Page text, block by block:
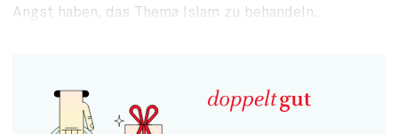
Angst haben, das Thema Islam zu behandeln.